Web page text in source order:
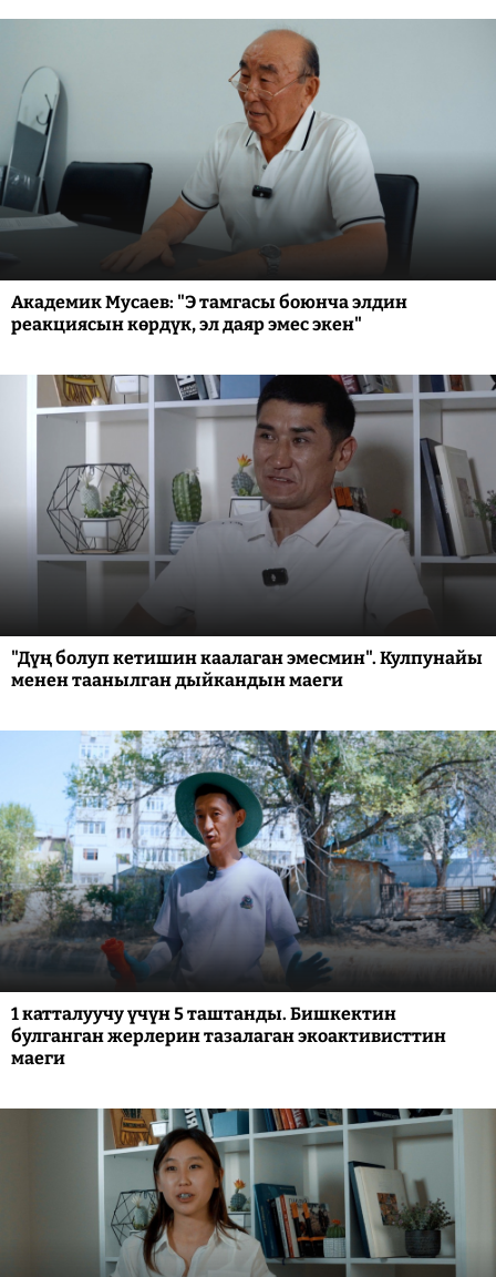
Академик Мусаев: "Э тамгасы боюнча элдин
реакциясын көрдүк, эл даяр эмес экен"
"Дүң болуп кетишин каалаган эмесмин". Кулпунайы
менен таанылган дыйкандын маеги
1 катталуучу үчүн 5 таштанды. Бишкектин
булганган жерлерин тазалаган экоактивисттин
маеги